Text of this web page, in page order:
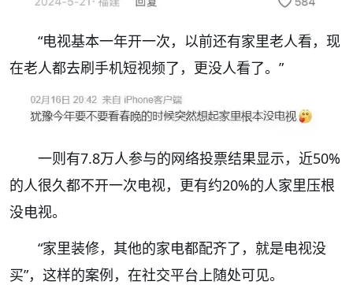
“电视基本一年开一次，以前还有家里老人看，现
在老人都去刷手机短视频了，更没人看了。”
一则有7.8万人参与的网络投票结果显示，近50%
的人很久都不开一次电视，更有约20%的人家里压根
没电视。
“家里装修，其他的家电都配齐了 ，就是电视没
买”， 这样的案例，在社交平台上随处可见。